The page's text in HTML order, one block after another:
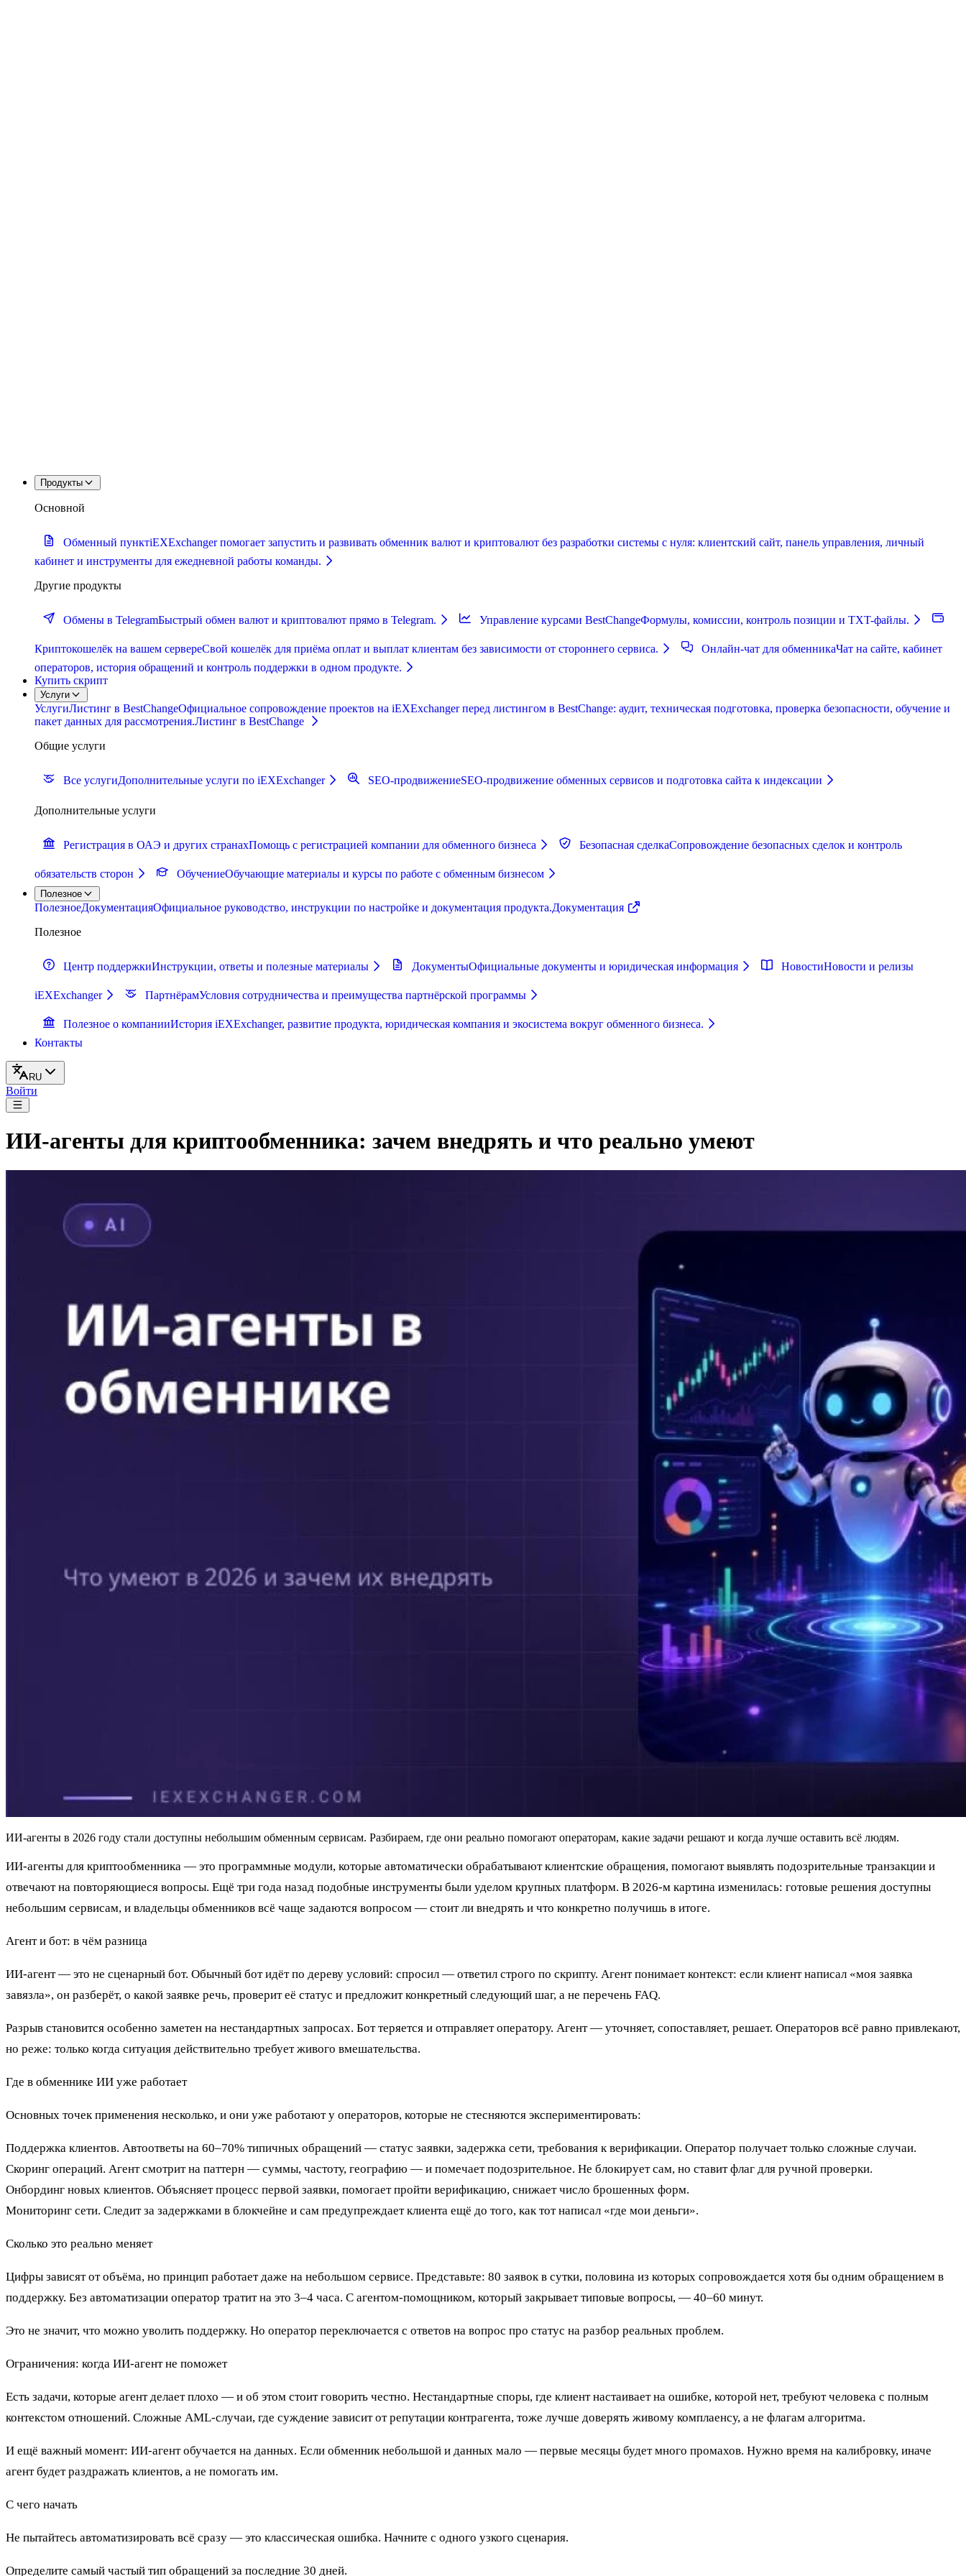
Продукты
Основной
Обменный пунктiEXExchanger помогает запустить и развивать обменник валют и криптовалют без разработки системы с нуля: клиентский сайт, панель управления, личный
кабинет и инструменты для ежедневной работы команды.
Другие продукты
Обмены в TelegramБыстрый обмен валют и криптовалют прямо в Telegram. Управление курсами BestChangeФормулы, комиссии, контроль позиции и TXT-файлы.
Криптокошелёк на вашем сервереСвой кошелёк для приёма оплат и выплат клиентам без зависимости от стороннего сервиса. Онлайн-чат для обменникаЧат на сайте, кабинет
операторов, история обращений и контроль поддержки в одном продукте.
Купить скрипт
Услуги
УслугиЛистинг в BestChangeОфициальное сопровождение проектов на iEXExchanger перед листингом в BestChange: аудит, техническая подготовка, проверка безопасности, обучение и
пакет данных для рассмотрения.Листинг в BestChange
Общие услуги
Все услугиДополнительные услуги по iEXExchanger SEO-продвижениеSEO-продвижение обменных сервисов и подготовка сайта к индексации
Дополнительные услуги
Регистрация в ОАЭ и других странахПомощь с регистрацией компании для обменного бизнеса Безопасная сделкаСопровождение безопасных сделок и контроль
обязательств сторон ОбучениеОбучающие материалы и курсы по работе с обменным бизнесом
Полезное
ПолезноеДокументацияОфициальное руководство, инструкции по настройке и документация продукта.Документация
Полезное
Центр поддержкиИнструкции, ответы и полезные материалы ДокументыОфициальные документы и юридическая информация НовостиНовости и релизы
iEXExchanger ПартнёрамУсловия сотрудничества и преимущества партнёрской программы
Полезное о компанииИстория iEXExchanger, развитие продукта, юридическая компания и экосистема вокруг обменного бизнеса.
Контакты
RU
Войти
ИИ-агенты для криптообменника: зачем внедрять и что реально умеют
ИИ-агенты в 2026 году стали доступны небольшим обменным сервисам. Разбираем, где они реально помогают операторам, какие задачи решают и когда лучше оставить всё людям.
ИИ-агенты для криптообменника — это программные модули, которые автоматически обрабатывают клиентские обращения, помогают выявлять подозрительные транзакции и
отвечают на повторяющиеся вопросы. Ещё три года назад подобные инструменты были уделом крупных платформ. В 2026-м картина изменилась: готовые решения доступны
небольшим сервисам, и владельцы обменников всё чаще задаются вопросом — стоит ли внедрять и что конкретно получишь в итоге.
Агент и бот: в чём разница
ИИ-агент — это не сценарный бот. Обычный бот идёт по дереву условий: спросил — ответил строго по скрипту. Агент понимает контекст: если клиент написал «моя заявка
завязла», он разберёт, о какой заявке речь, проверит её статус и предложит конкретный следующий шаг, а не перечень FAQ.
Разрыв становится особенно заметен на нестандартных запросах. Бот теряется и отправляет оператору. Агент — уточняет, сопоставляет, решает. Операторов всё равно привлекают,
но реже: только когда ситуация действительно требует живого вмешательства.
Где в обменнике ИИ уже работает
Основных точек применения несколько, и они уже работают у операторов, которые не стесняются экспериментировать:
Поддержка клиентов. Автоответы на 60–70% типичных обращений — статус заявки, задержка сети, требования к верификации. Оператор получает только сложные случаи.
Скоринг операций. Агент смотрит на паттерн — суммы, частоту, географию — и помечает подозрительное. Не блокирует сам, но ставит флаг для ручной проверки.
Онбординг новых клиентов. Объясняет процесс первой заявки, помогает пройти верификацию, снижает число брошенных форм.
Мониторинг сети. Следит за задержками в блокчейне и сам предупреждает клиента ещё до того, как тот написал «где мои деньги».
Сколько это реально меняет
Цифры зависят от объёма, но принцип работает даже на небольшом сервисе. Представьте: 80 заявок в сутки, половина из которых сопровождается хотя бы одним обращением в
поддержку. Без автоматизации оператор тратит на это 3–4 часа. С агентом-помощником, который закрывает типовые вопросы, — 40–60 минут.
Это не значит, что можно уволить поддержку. Но оператор переключается с ответов на вопрос про статус на разбор реальных проблем.
Ограничения: когда ИИ-агент не поможет
Есть задачи, которые агент делает плохо — и об этом стоит говорить честно. Нестандартные споры, где клиент настаивает на ошибке, которой нет, требуют человека с полным
контекстом отношений. Сложные AML-случаи, где суждение зависит от репутации контрагента, тоже лучше доверять живому комплаенсу, а не флагам алгоритма.
И ещё важный момент: ИИ-агент обучается на данных. Если обменник небольшой и данных мало — первые месяцы будет много промахов. Нужно время на калибровку, иначе
агент будет раздражать клиентов, а не помогать им.
С чего начать
Не пытайтесь автоматизировать всё сразу — это классическая ошибка. Начните с одного узкого сценария.
Определите самый частый тип обращений за последние 30 дней.